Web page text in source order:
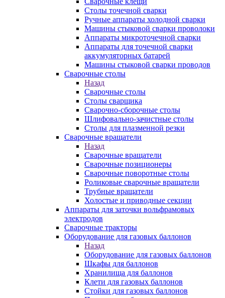
Столы точечной сварки
Ручные аппараты холодной сварки
Машины стыковой сварки проволоки
Аппараты микроточечной сварки
Аппараты для точечной сварки
аккумуляторных батарей
Машины стыковой сварки проводов
Сварочные столы
Назад
Сварочные столы
Столы сварщика
Сварочно-сборочные столы
Шлифовально-зачистные столы
Столы для плазменной резки
Сварочные вращатели
Назад
Сварочные вращатели
Сварочные позиционеры
Сварочные поворотные столы
Роликовые сварочные вращатели
Трубные вращатели
Холостые и приводные секции
Аппараты для заточки вольфрамовых
электродов
Сварочные тракторы
Оборудование для газовых баллонов
Назад
Оборудование для газовых баллонов
Шкафы для баллонов
Хранилища для баллонов
Клети для газовых баллонов
Стойки для газовых баллонов